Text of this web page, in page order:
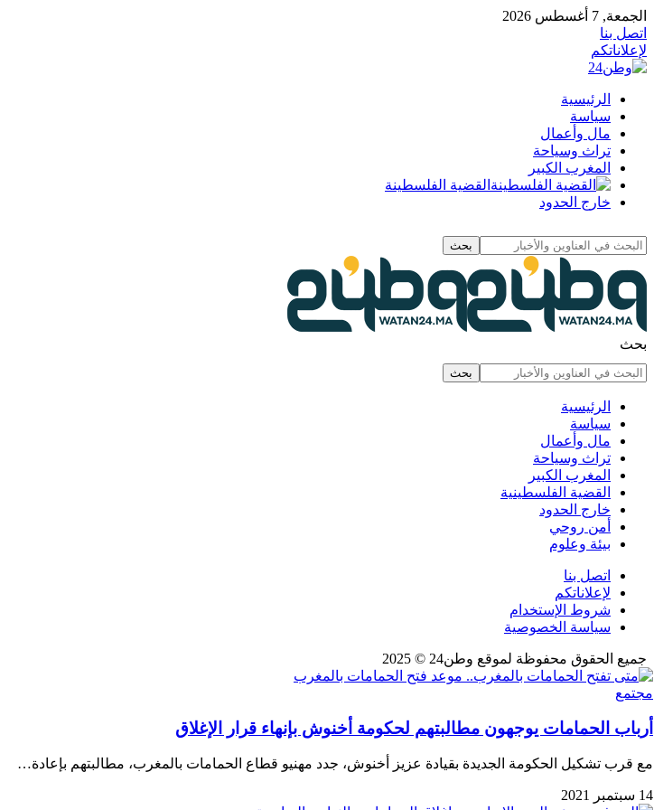
الجمعة, 7 أغسطس 2026
اتصل بنا
لإعلاناتكم
الرئيسية
سياسة
مال وأعمال
تراث وسياحة
المغرب الكبير
القضية الفلسطينة
خارج الحدود
بحث
الرئيسية
سياسة
مال وأعمال
تراث وسياحة
المغرب الكبير
القضية الفلسطينية
خارج الحدود
أمن روحي
بيئة وعلوم
اتصل بنا
لإعلاناتكم
شروط الإستخدام
سياسة الخصوصية
جميع الحقوق محفوظة لموقع وطن24 © 2025
مجتمع
أرباب الحمامات يوجهون مطالبتهم لحكومة أخنوش بإنهاء قرار الإغلاق
مع قرب تشكيل الحكومة الجديدة بقيادة عزيز أخنوش، جدد مهنيو قطاع الحمامات بالمغرب، مطالبتهم بإعادة…
14 سبتمبر 2021